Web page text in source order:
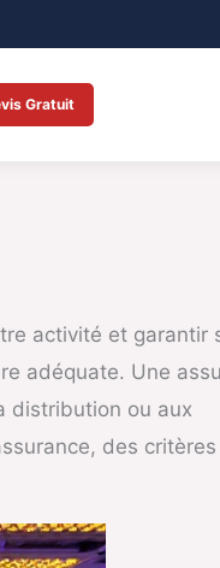
Gratuit
activité et garantir
adéquate. Une
distribution ou aux
des